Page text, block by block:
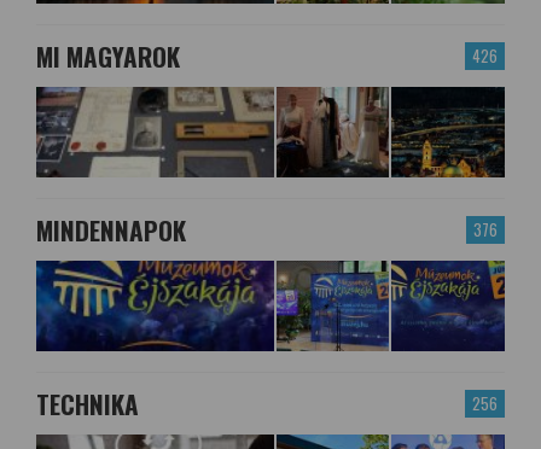
426
MI MAGYAROK
376
MINDENNAPOK
256
TECHNIKA